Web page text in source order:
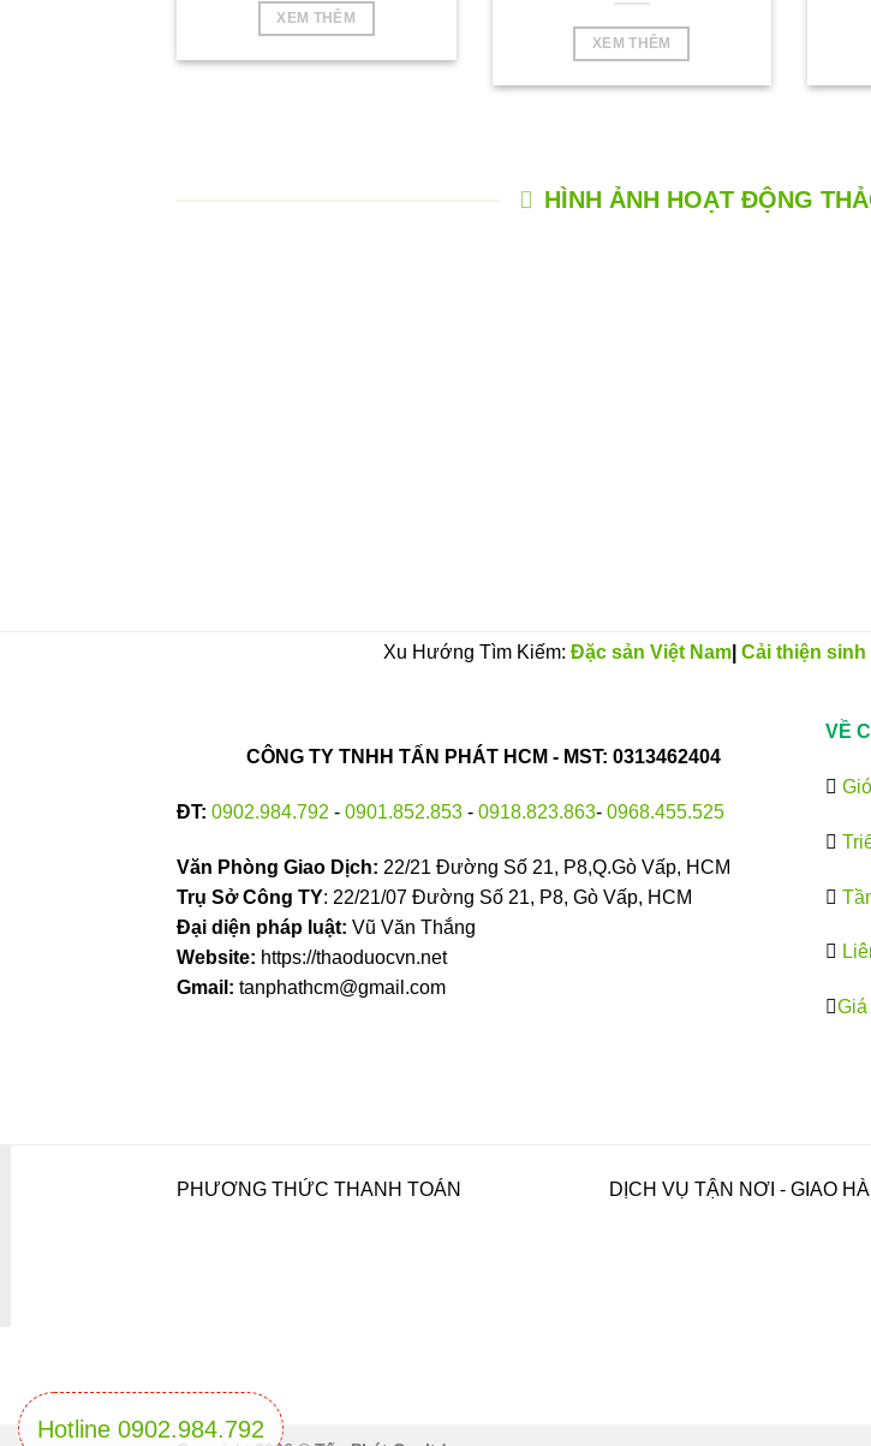
XEM THÊM
XEM THÊM
HÌNH ẢNH HOẠT ĐỘNG
Xu Hướng Tìm Kiếm: Đặc sản Việt Nam Cải thiện
CÔNG TY TNHH TẤN PHÁT HCM - MST: 0313462404
ĐT: 0902.984.792 - 0901.852.853 - 0918.823.863- 0968.455.525
Văn Phòng Giao Dịch: 22/21 Đường Số 21, P8,Q.Gò Vấp, HCM
Trụ Sở Công TY: 22/21/07 Đường Số 21, P8, Gò Vấp, HCM
Đại diện pháp luật: Vũ Văn Thắng
Website: https://thaoduocvn.net
Gmail: tanphathcm@gmail.com
VỀ
Giá
PHƯƠNG THỨC THANH TOÁN DỊCH VỤ TẬN NƠI - GIAO
Hotline 0902.984.792